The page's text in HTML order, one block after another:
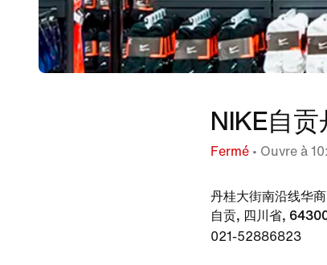
NIKE自
Fermé • Ouvre à
丹桂大街南沿线华
自贡, 四川省,
021-52886823